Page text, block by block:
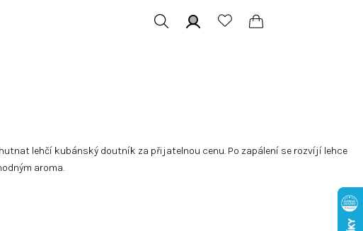
lehčí kubánský doutník za přijatelnou cenu. Po zapálení se rozvíjí lehce
aroma.